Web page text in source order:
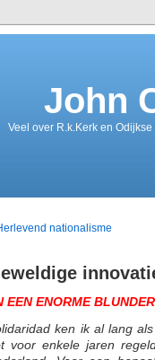
John
Veel over R.k.Kerk en
nationalisme
EEN ENORME BLUNDER
ken ik al lang
voor enkele jaren